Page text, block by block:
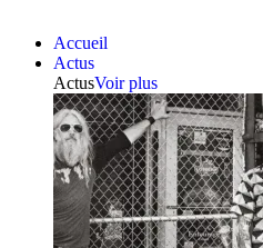
Accueil
Actus
ActusVoir plus